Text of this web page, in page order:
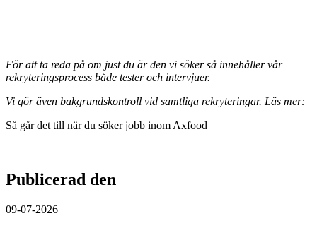
För att ta reda på om just du är den vi söker så innehåller vår
rekryteringsprocess både tester och intervjuer.
Vi gör även bakgrundskontroll vid samtliga rekryteringar. Läs mer:
Så går det till när du söker jobb inom Axfood
Publicerad den
09-07-2026